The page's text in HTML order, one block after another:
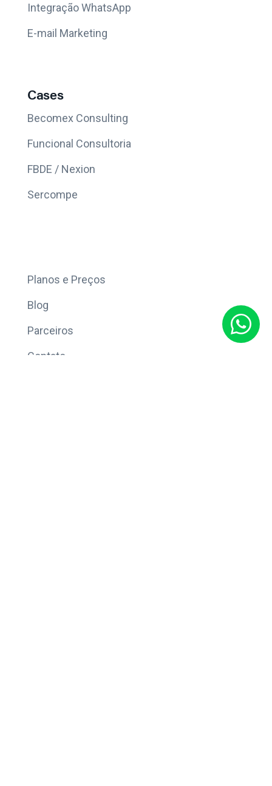
Integração WhatsApp
E-mail Marketing
Cases
Becomex Consulting
Funcional Consultoria
FBDE / Nexion
Sercompe
Planos e Preços
Blog
Parceiros
Contato